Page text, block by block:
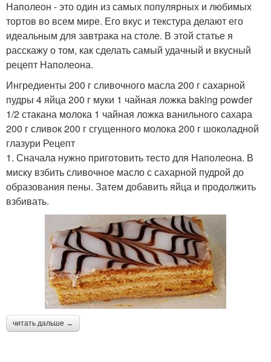
Наполеон - это один из самых популярных и любимых
тортов во всем мире. Его вкус и текстура делают его
идеальным для завтрака на столе. В этой статье я
расскажу о том, как сделать самый удачный и вкусный
рецепт Наполеона.
Ингредиенты 200 г сливочного масла 200 г сахарной
пудры 4 яйца 200 г муки 1 чайная ложка baking powder
1/2 стакана молока 1 чайная ложка ванильного сахара
200 г сливок 200 г сгущенного молока 200 г шоколадной
глазури Рецепт
1. Сначала нужно приготовить тесто для Наполеона. В
миску взбить сливочное масло с сахарной пудрой до
образования пены. Затем добавить яйца и продолжить
взбивать.
читать дальше →